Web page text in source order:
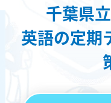
千葉県
英語の定期